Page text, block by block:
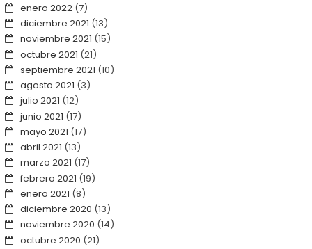
enero 2022(7)
diciembre 2021 (13)
noviembre 2021 (15)
octubre 2021 (21)
septiembre 2021 (10)
agosto 2021 (3)
julio 2021 (12)
junio 2021 (17)
mayo 2021 (17)
abril 2021 (13)
marzo 2021 (17)
febrero 2021 (19)
enero 2021 (8)
diciembre 2020 (13)
noviembre 2020 (14)
octubre 2020 (21)